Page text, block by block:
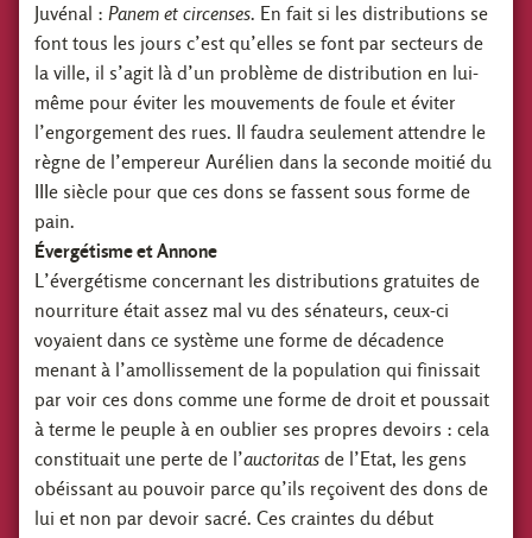
Juvénal : Panem et circenses. En fait si les distributions se
font tous les jours c’est qu’elles se font par secteurs de
la ville, il s’agit là d’un problème de distribution en lui-
même pour éviter les mouvements de foule et éviter
l’engorgement des rues. Il faudra seulement attendre le
règne de l’empereur Aurélien dans la seconde moitié du
IIIe siècle pour que ces dons se fassent sous forme de
pain.
Évergétismeet Annone
L’évergétisme concernant les distributions gratuites de
nourriture était assez mal vu des sénateurs, ceux-ci
voyaient dans ce système une forme de décadence
menant à l’amollissement de la population qui finissait
par voir ces dons comme une forme de droit et poussait
à terme le peuple à en oublier ses propres devoirs : cela
constituait une perte de l’auctoritas de l’Etat, les gens
obéissant au pouvoir parce qu’ils reçoivent des dons de
lui et non par devoir sacré. Ces craintes du début